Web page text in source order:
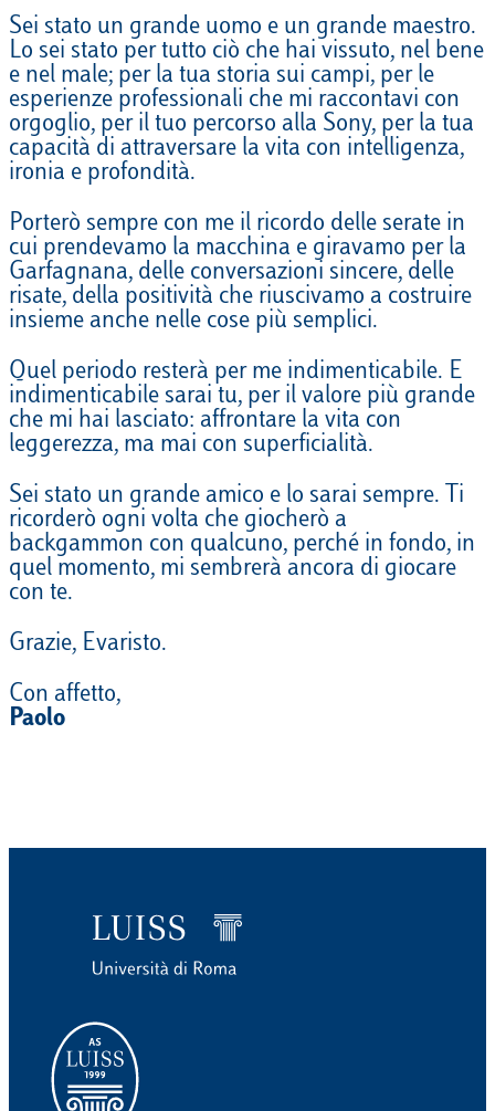
Sei stato un grande uomo e un grande maestro.
Lo sei stato per tutto ciò che hai vissuto, nel bene
e nel male; per la tua storia sui campi, per le
esperienze professionali che mi raccontavi con
orgoglio, per il tuo percorso alla Sony, per la tua
capacità di attraversare la vita con intelligenza,
ironia e profondità.
Porterò sempre con me il ricordo delle serate in
cui prendevamo la macchina e giravamo per la
Garfagnana, delle conversazioni sincere, delle
risate, della positività che riuscivamo a costruire
insieme anche nelle cose più semplici.
Quel periodo resterà per me indimenticabile. E
indimenticabile sarai tu, per il valore più grande
che mi hai lasciato: affrontare la vita con
leggerezza, ma mai con superficialità.
Sei stato un grande amico e lo sarai sempre. Ti
ricorderò ogni volta che giocherò a
backgammon con qualcuno, perché in fondo, in
quel momento, mi sembrerà ancora di giocare
con te.
Grazie, Evaristo.
Con affetto,
Paolo